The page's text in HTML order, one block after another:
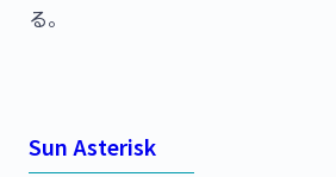
る。
Sun Asterisk